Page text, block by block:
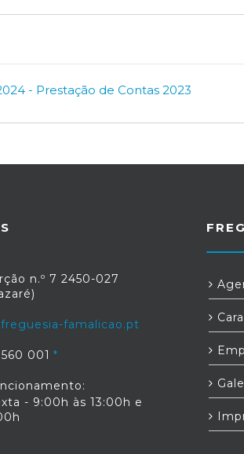
- Prestação de Contas 2023
n.º 7 2450-027
famalicao.pt
001
- 9:00h às 13:00h e